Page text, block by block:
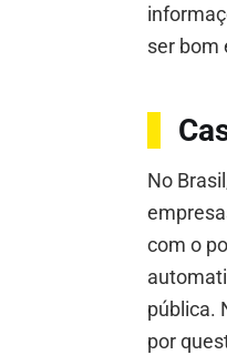
ser bom
No
com o
pública.
por